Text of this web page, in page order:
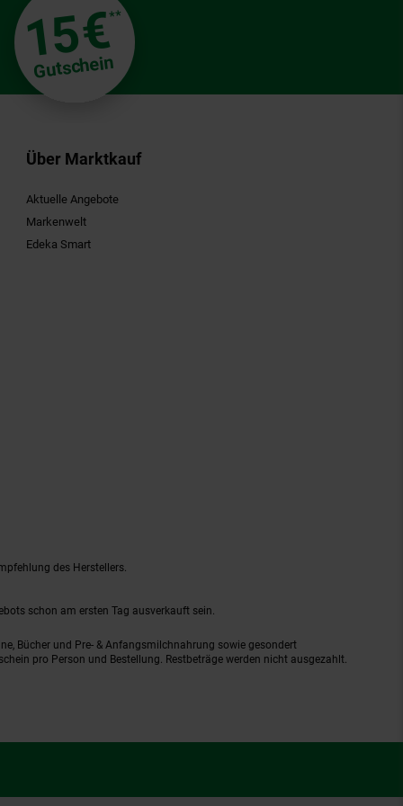
15€**
Gutschein
Über Marktkauf
Aktuelle Angebote
Markenwelt
Edeka Smart
des Herstellers.
schon am ersten Tag ausverkauft sein.
Bücher und Pre- & Anfangsmilchnahrung sowie gesondert
pro Person und Bestellung. Restbeträge werden nicht ausgezahlt.